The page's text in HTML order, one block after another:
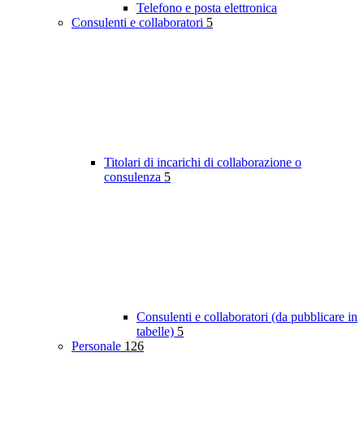
Telefono e posta elettronica
Consulenti e collaboratori 5
Titolari di incarichi di collaborazione o
consulenza 5
Consulenti e collaboratori (da pubblicare in
tabelle) 5
Personale 126